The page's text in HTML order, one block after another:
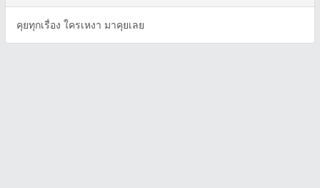
คุยทุกเรื่อง ใครเหงา มาคุยเลย